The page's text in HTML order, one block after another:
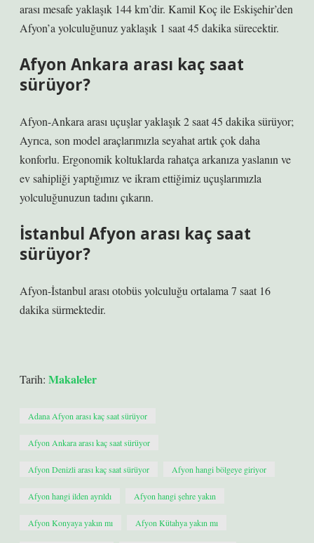
arası mesafe yaklaşık 144 km’dir. Kamil Koç ile Eskişehir’den
Afyon’a yolculuğunuz yaklaşık 1 saat 45 dakika sürecektir.
Afyon Ankara arası kaç saat
sürüyor?
Afyon-Ankara arası uçuşlar yaklaşık 2 saat 45 dakika sürüyor;
Ayrıca, son model araçlarımızla seyahat artık çok daha
konforlu. Ergonomik koltuklarda rahatça arkanıza yaslanın ve
ev sahipliği yaptığımız ve ikram ettiğimiz uçuşlarımızla
yolculuğunuzun tadını çıkarın.
İstanbul Afyon arası kaç saat
sürüyor?
Afyon-İstanbul arası otobüs yolculuğu ortalama 7 saat 16
dakika sürmektedir.
Tarih: Makaleler
Adana Afyon arası kaç saat sürüyor
Afyon Ankara arası kaç saat sürüyor
Afyon Denizli arası kaç saat sürüyor Afyon hangi bölgeye giriyor
Afyon hangi ilden ayrıldı Afyon hangi şehre yakın
Afyon Konyaya yakın mı Afyon Kütahya yakın mı